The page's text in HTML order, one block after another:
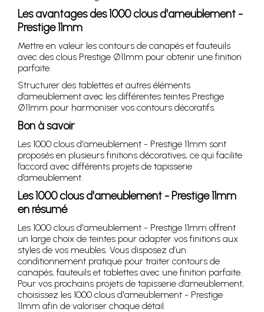
Les avantages des 1000 clous d'ameublement -
Prestige 11mm
Mettre en valeur les contours de canapés et fauteuils
avec des clous Prestige Ø11mm pour obtenir une finition
parfaite.
Structurer des tablettes et autres éléments
d’ameublement avec les différentes teintes Prestige
Ø11mm pour harmoniser vos contours décoratifs.
Bon à savoir
Les 1000 clous d'ameublement - Prestige 11mm sont
proposés en plusieurs finitions décoratives, ce qui facilite
l’accord avec différents projets de tapisserie
d’ameublement.
Les 1000 clous d'ameublement - Prestige 11mm
en résumé
Les 1000 clous d'ameublement - Prestige 11mm offrent
un large choix de teintes pour adapter vos finitions aux
styles de vos meubles. Vous disposez d’un
conditionnement pratique pour traiter contours de
canapés, fauteuils et tablettes avec une finition parfaite.
Pour vos prochains projets de tapisserie d’ameublement,
choisissez les 1000 clous d'ameublement - Prestige
11mm afin de valoriser chaque détail.